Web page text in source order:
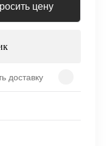
цену
доставку